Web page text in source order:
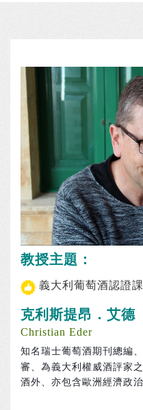
教授主題：
義大利葡萄酒認證
克利斯提昂．艾德
Christian Eder
知名瑞士葡萄酒期刊 總編、
審、 為義大利權威酒評家
酒外、 亦包含歐洲經濟政治